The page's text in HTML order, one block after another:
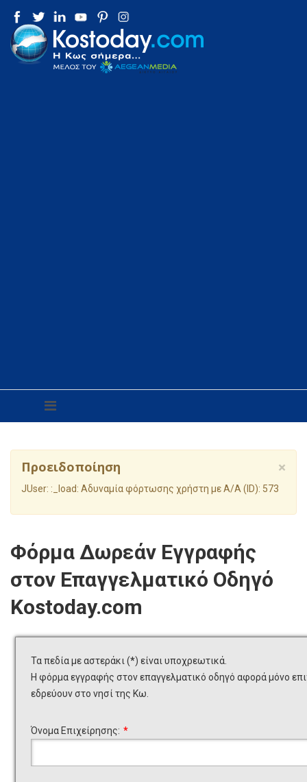
×
Προειδοποίηση
JUser: :_load: Αδυναμία φόρτωσης χρήστη με Α/Α (ID): 573
Φόρμα Δωρεάν Εγγραφής
στον Επαγγελματικό Οδηγό
Kostoday.com
Τα πεδία με αστεράκι (*) είναι υποχρεωτικά.
Η φόρμα εγγραφής στον επαγγελματικό οδηγό αφορά μόνο
εδρεύουν στο νησί της Κω.
Όνομα Επιχείρησης: *